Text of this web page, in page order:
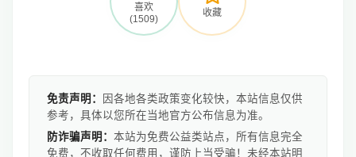
喜欢
(1509)
收藏
免责声明：
因各地各类政策变化较快，本站信息仅供
参考，具体以您所在当地官方公布信息为准。
防诈骗声明： 本站为免费公益类站点，所有信息完全
免费，不收取任何费用，谨防上当受骗！未经本站明